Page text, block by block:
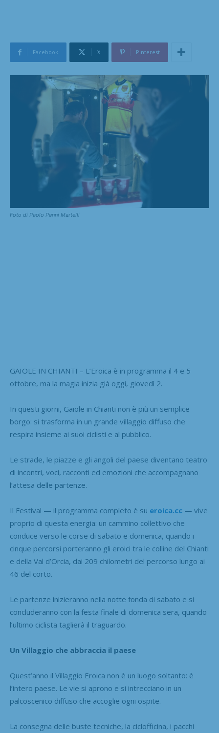
Facebook X Pinterest
Foto di Paolo Penni Martelli
GAIOLE IN CHIANTI – L’Eroica è in programma il 4 e 5
ottobre, ma la magia inizia già oggi, giovedì 2.
In questi giorni, Gaiole in Chianti non è più un semplice
borgo: si trasforma in un grande villaggio diffuso che
respira insieme ai suoi ciclisti e al pubblico.
Le strade, le piazze e gli angoli del paese diventano teatro
di incontri, voci, racconti ed emozioni che accompagnano
l’attesa delle partenze.
Il Festival — il programma completo è su eroica.cc — vive
proprio di questa energia: un cammino collettivo che
conduce verso le corse di sabato e domenica, quando i
cinque percorsi porteranno gli eroici tra le colline del Chianti
e della Val d’Orcia, dai 209 chilometri del percorso lungo ai
46 del corto.
Le partenze inizieranno nella notte fonda di sabato e si
concluderanno con la festa finale di domenica sera, quando
l’ultimo ciclista taglierà il traguardo.
Un Villaggio che abbraccia il paese
Quest’anno il Villaggio Eroica non è un luogo soltanto: è
l’intero paese. Le vie si aprono e si intrecciano in un
palcoscenico diffuso che accoglie ogni ospite.
La consegna delle buste tecniche, la ciclofficina, i pacchi